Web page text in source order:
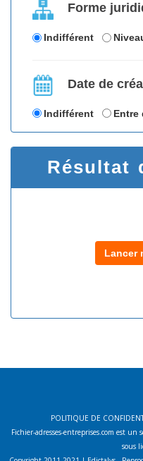
Forme
Indifférent
Date de
Indifférent Entre
Résultat
Lancer
POLITIQUE DE
Fichier-adresses-entreprises.com est
sous